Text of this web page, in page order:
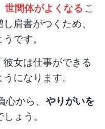
世間体がよくなる こ
肩書がつくため、
です。
女は仕事ができる
になります。
から、 やりがいを
ょう。